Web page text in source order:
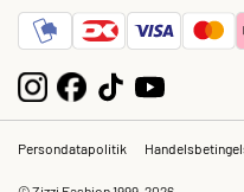
Persondatapolitik